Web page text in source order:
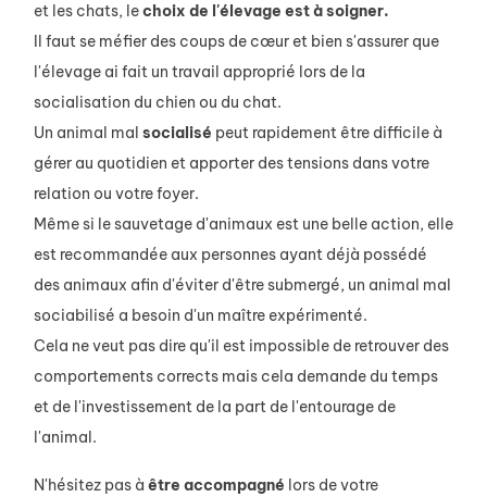
et les chats, lechoix de l'élevage est à soigner.
Il faut se méfier des coups de cœur et bien s'assurer que
l'élevage ai fait un travail approprié lors de la
socialisation du chien ou du chat.
Un animal mal socialisé peut rapidement être difficile à
gérer au quotidien et apporter des tensions dans votre
relation ou votre foyer.
Même si le sauvetage d'animaux est une belle action, elle
est recommandée aux personnes ayant déjà possédé
des animaux afin d'éviter d'être submergé, un animal mal
sociabilisé a besoin d'un maître expérimenté.
Cela ne veut pas dire qu'il est impossible de retrouver des
comportements corrects mais cela demande du temps
et de l'investissement de la part de l'entourage de
l'animal.
N'hésitez pas à être accompagné lors de votre